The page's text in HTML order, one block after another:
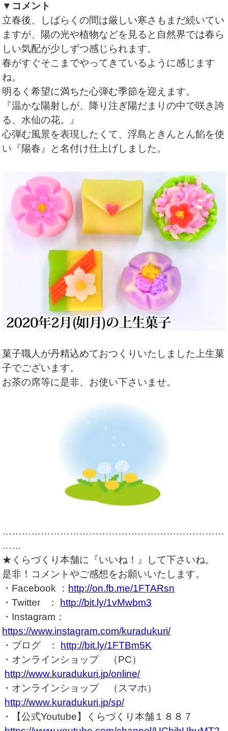
▼コメント
立春後、しばらくの間は厳しい寒さもまだ続いてい
ますが、陽の光や植物などを見ると自然界では春ら
しい気配が少しずつ感じられます。
春がすぐそこまでやってきているように感じます
ね。
明るく希望に満ちた心弾む季節を迎えます。
『温かな陽射しが、降り注ぎ陽だまりの中で咲き誇
る、水仙の花。』
心弾む風景を表現したくて、浮島ときんとん餡を使
い『陽春』と名付け仕上げしました。
菓子職人が丹精込めておつくりいたしました上生菓
子でございます。
お茶の席等に是非、お使い下さいませ。
……………………………………………………………
……
★くらづくり本舗に『いいね！』して下さいね。
是非！コメントやご感想をお願いいたします。
・Facebook ： http://on.fb.me/1FTARsn
・Twitter ：
http://bit.ly/1vMwbm3
・Instagram：
https://www.instagram.com/kuradukuri/
・ブログ ：
http://bit.ly/1FTBm5K
・オンラインショップ （PC）
http://www.kuradukuri.jp/online/
・オンラインショップ （スマホ）
http://www.kuradukuri.jp/sp/
・【公式Youtube】くらづくり本舗１８８７